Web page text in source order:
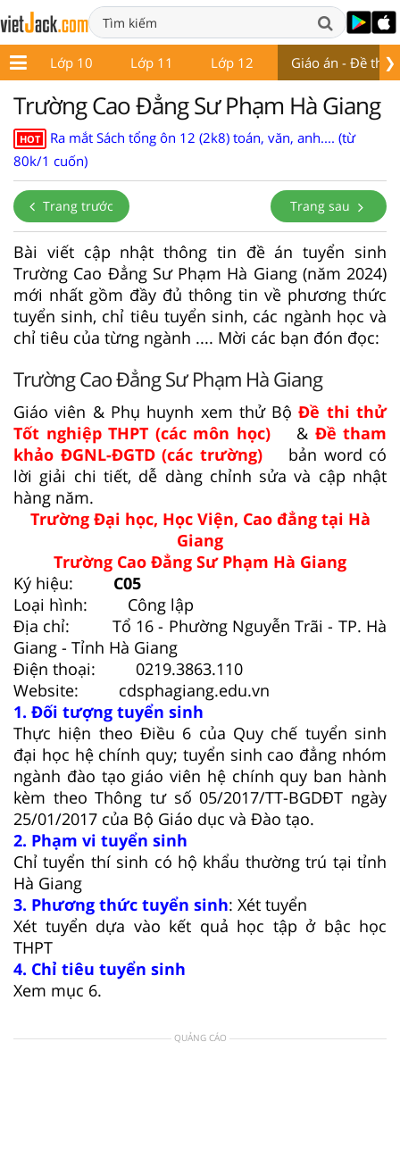
❯
9 Lớp 10 Lớp 11 Lớp 12 Giáo án - Đề thi
Trường Cao Đẳng Sư Phạm Hà Giang
HOT
Ra mắt Sách tổng ôn 12 (2k8) toán, văn, anh.... (từ
80k/1 cuốn)
Trang trước Trang sau
Bài viết cập nhật thông tin đề án tuyển sinh
Trường Cao Đẳng Sư Phạm Hà Giang (năm 2024)
mới nhất gồm đầy đủ thông tin về phương thức
tuyển sinh, chỉ tiêu tuyển sinh, các ngành học và
chỉ tiêu của từng ngành .... Mời các bạn đón đọc:
Trường Cao Đẳng Sư Phạm Hà Giang
Giáo viên & Phụ huynh xem thử BộĐề thi thử
Tốt nghiệp THPT (các môn học)
& Đề tham
khảo ĐGNL-ĐGTD (các trường)
bản word có
lời giải chi tiết, dễ dàng chỉnh sửa và cập nhật
hàng năm.
Trường Đại học, Học Viện, Cao đẳng tại Hà
Giang
Trường Cao Đẳng Sư Phạm Hà Giang
Ký hiệu: C05
Loại hình: Công lập
Địa chỉ: Tổ 16 - Phường Nguyễn Trãi - TP. Hà
Giang - Tỉnh Hà Giang
Điện thoại: 0219.3863.110
Website: cdsphagiang.edu.vn
1. Đối tượng tuyển sinh
Thực hiện theo Điều 6 của Quy chế tuyển sinh
đại học hệ chính quy; tuyển sinh cao đẳng nhóm
ngành đào tạo giáo viên hệ chính quy ban hành
kèm theo Thông tư số 05/2017/TT-BGDĐT ngày
25/01/2017 của Bộ Giáo dục và Đào tạo.
2. Phạm vi tuyển sinh
Chỉ tuyển thí sinh có hộ khẩu thường trú tại tỉnh
Hà Giang
3. Phương thức tuyển sinh: Xét tuyển
Xét tuyển dựa vào kết quả học tập ở bậc học
THPT
4. Chỉ tiêu tuyển sinh
Xem mục 6.
QUẢNG CÁO